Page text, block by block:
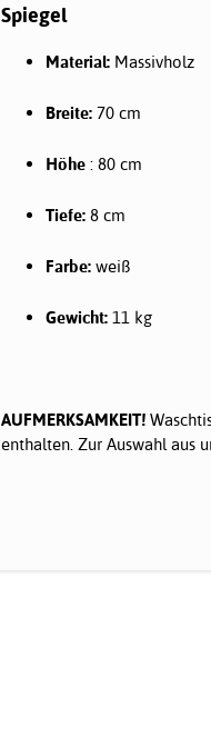
Spiegel
Material: Massivholz
Breite: 70 cm
Höhe : 80 cm
Tiefe: 8 cm
Farbe: weiß
Gewicht: 11 kg
AUFMERKSAMKEIT!
enthalten. Zur Auswahl aus